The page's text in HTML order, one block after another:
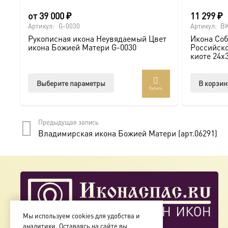
Мы предлагаем купить икону в Москве с доставкой по
Доступна в стандартных размерах или может быть
Подписывайтесь на нашу группу ВКонтакте:
от39 000₽
Артикул: G-0030
Рукописная икона Неувядаемый Цвет
икона Божией Матери G-0030
Выберите параметры
странице
товара.
Купить
11 299₽
Артикул:
Икона
киоте
В
Предыдущая запись
Владимирская икона Божией Матери (арт.06291)
Мы используем cookies для удобства и
аналитики. Оставаясь на сайте вы